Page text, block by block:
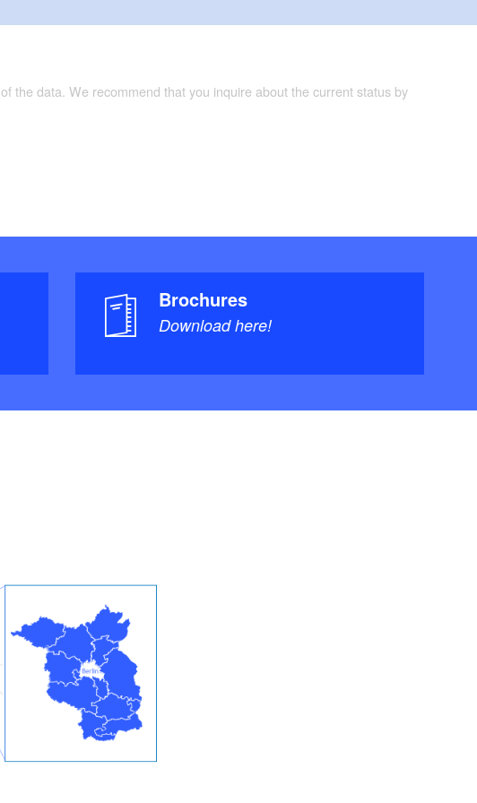
the data. We recommend that you inquire about the current status by
Brochures
Download here!